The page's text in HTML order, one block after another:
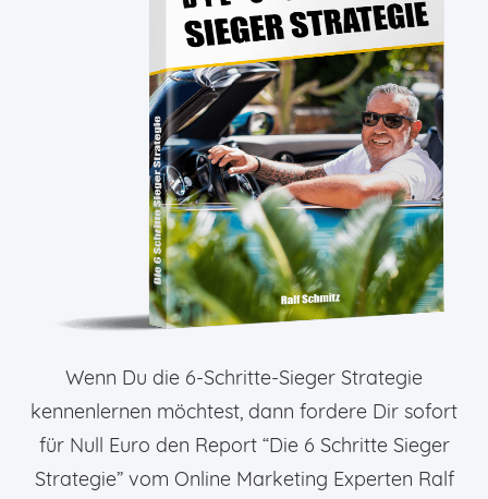
Wenn Du die 6-Schritte-Sieger Strategie
kennenlernen möchtest, dann fordere Dir sofort
für Null Euro den Report “Die 6 Schritte Sieger
Strategie” vom Online Marketing Experten Ralf